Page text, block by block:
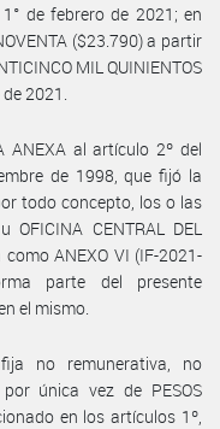
de febrero de 2021; en
($23.790) a partir
MIL QUINIENTOS
2021.
ANEXA al artículo 2º del
de 1998, que fijó la
todo concepto, los o las
OFICINA CENTRAL DEL
como ANEXO VI (IF-2021-
parte del presente
el mismo.
no remunerativa, no
única vez de PESOS
en los artículos 1º,